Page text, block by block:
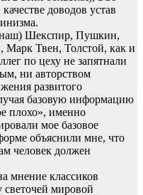
доводов устав
Шекспир, Пушкин,
Твен, Толстой, как и
по цеху не запятнали
ни авторством
развитого
базовую информацию
плохо», именно
мое базовое
объяснили мне, что
человек должен
мнение классиков
светочей мировой